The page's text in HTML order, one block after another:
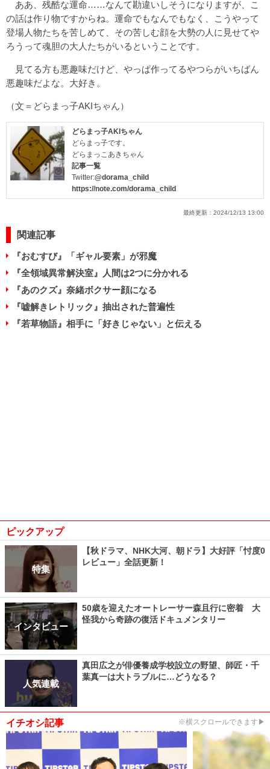
ああ、残酷な運命……なんて勘違いしそうになりますが、こ
の話は作り物ですからね。運命でもなんでもなく、こうやって
登場人物たちを苦しめて、その苦しむ顔を大勢の人に見せてや
ろうって魂胆の大人たちがいるということです。
見てる方も悪趣味だけど、やっぱ作ってるやつらがいちばん
悪趣味だよな。大好き。
（文＝どらまっ子AKIちゃん）
どらまっ子AKIちゃん
どらまっ子です。
どらまっこあきちゃん
記事一覧
Twitter:@dorama_child
https://note.com/dorama_child
最終更新： 2024/12/13 13:00
関連記事
『おむすび』「ギャル要素」が邪魔
『全領域異常解決室』人間は2つに分かれる
『あのクズ』奈緒ボクサー顔になる
『嘘解きレトリック』抽出された普遍性
『若草物語』相手に「好きじゃない」と伝える
ピックアップ
特集
【秋ドラマ、NHK大河、朝ドラ】大好評「忖度0
レビュー」全話更新！
インタビュー
50歳を迎えたオートレーサー森且行に密着 大
怪我から奇跡の復活ドキュメンタリー
人気連載
真田広之が俳優養成学校設立の野望、師匠・千
葉真一は大トラブルに…どうなる？
イチオシ記事 ※横スクロールできます▶